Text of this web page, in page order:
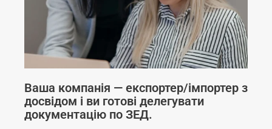
Ваша компанія — експортер/імпортер з
досвідом і ви готові делегувати
документацію по ЗЕД.